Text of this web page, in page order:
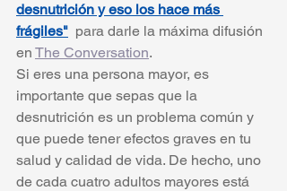
desnutrición y eso los hace más
frágiles" para darle la máxima difusión
en The Conversation.
Si eres una persona mayor, es
importante que sepas que la
desnutrición es un problema común y
que puede tener efectos graves en tu
salud y calidad de vida. De hecho, uno
de cada cuatro adultos mayores está